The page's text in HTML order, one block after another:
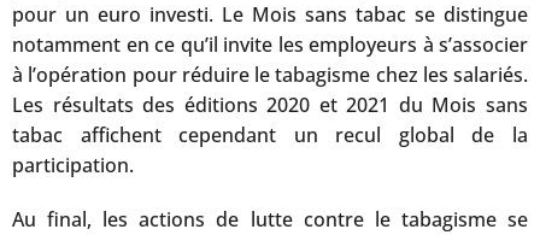
pour un euro investi. Le Mois sans tabac se distingue
notamment en ce qu’il invite les employeurs à s’associer
à l’opération pour réduire le tabagisme chez les salariés.
Les résultats des éditions 2020 et 2021 du Mois sans
tabac affichent cependant un recul global de la
participation.
Au final, les actions de lutte contre le tabagisme se